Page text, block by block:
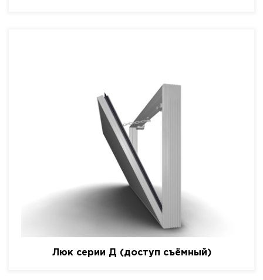
Люк серии Д (доступ съёмный)